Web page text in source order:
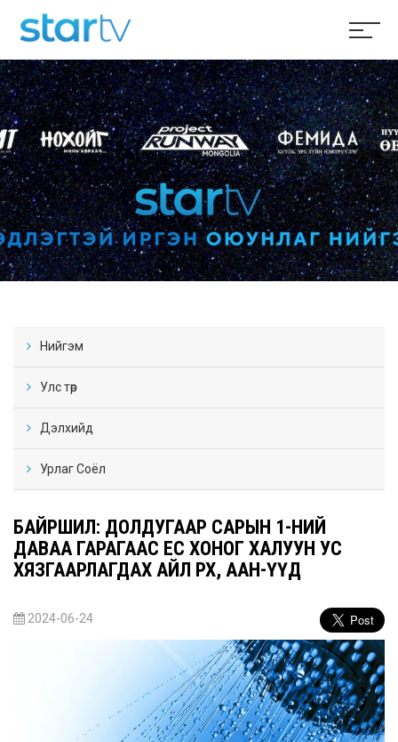
Нийгэм
Улс төр
Дэлхийд
Урлаг Соёл
БАЙРШИЛ: ДОЛДУГААР САРЫН 1-НИЙ
ДАВАА ГАРАГААС ЕС ХОНОГ ХАЛУУН УС
ХЯЗГААРЛАГДАХ АЙЛ ӨРХ, ААН-ҮҮД
2024-06-24